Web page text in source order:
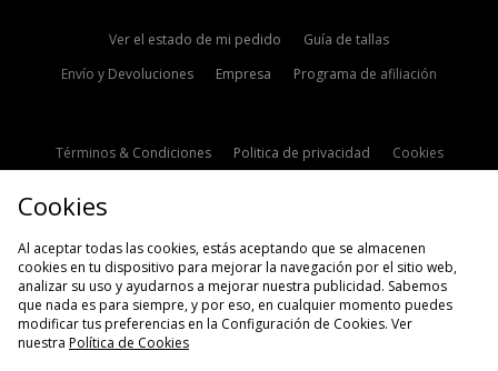
Ver el estado de mi pedido
Guía de tallas
Envío y Devoluciones
Empresa Programa de afiliación
Términos & Condiciones Politica de privacidad
Cookies
Cookies
Al aceptar todas las cookies, estás aceptando que se almacenen
cookies en tu dispositivo para mejorar la navegación por el sitio web,
analizar su uso y ayudarnos a mejorar nuestra publicidad. Sabemos
que nada es para siempre, y por eso, en cualquier momento puedes
modificar tus preferencias en la Configuración de Cookies. Ver
nuestra Política de Cookies